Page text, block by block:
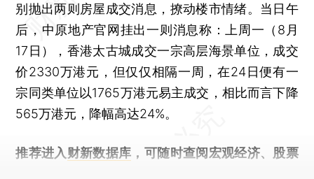
别抛出两则房屋成交消息，撩动楼市情绪。当日午
后，中原地产官网挂出一则消息称：上周一（8月
17日），香港太古城成交一宗高层海景单位，成交
价2330万港元，但仅仅相隔一周，在24日便有一
宗同类单位以1765万港元易主成交，相比而言下降
565万港元，降幅高达24%。
推荐进入 财新数据库 ，可随时查阅宏观经济、股票